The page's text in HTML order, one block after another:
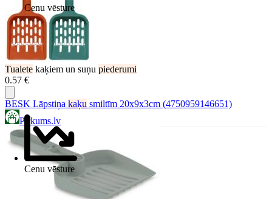
Cenu vēsture
Tualete kaķiem un suņu piederumi
0.57 €
Cenu vēsture
BESK Lāpstiņa kaķu smiltīm 20x9x3cm (4750959146651)
Pirkums.lv